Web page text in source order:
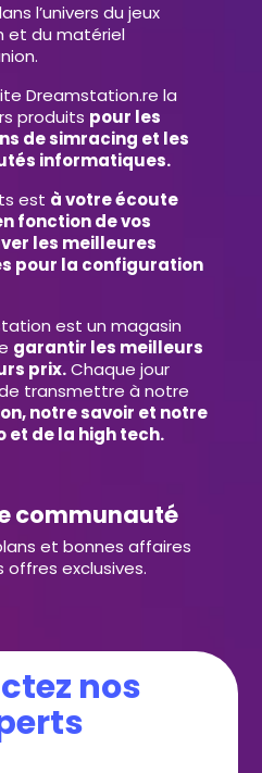
l’univers du jeux
et du matériel
Dreamstation.re la
produits pour les
de simracing et les
informatiques.
est à votre écoute
fonction de vos
les meilleures
pour la configuration
est un magasin
garantir les meilleurs
prix.Chaque jour
transmettre à notre
notre savoir et notre
et de la high tech.
communauté
et bonnes affaires
exclusives.
nos